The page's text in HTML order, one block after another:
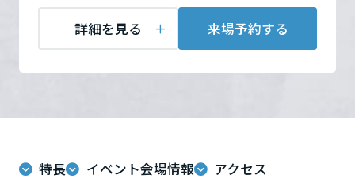
まいづくりを楽しく学べるデジタルラウンジです。
ホームラウンジ 新築・戸建て
ウエルネス事業詳細を見る 来場予約する
特長 イベント会場情報 アクセス
千葉県
第1日曜日
担当者：富山支店 新築事